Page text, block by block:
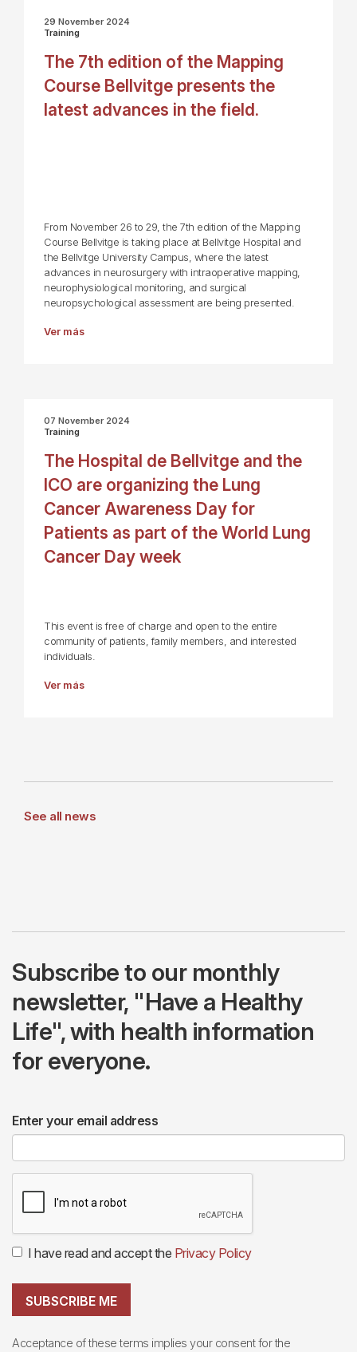
29 November 2024
Training
The 7th edition of the Mapping
Course Bellvitge presents the
latest advances in the field.
From November 26 to 29, the 7th edition of the Mapping
Course Bellvitge is taking place at Bellvitge Hospital and
the Bellvitge University Campus, where the latest
advances in neurosurgery with intraoperative mapping,
neurophysiological monitoring, and surgical
neuropsychological assessment are being presented.
Ver más
07 November 2024
Training
The Hospital de Bellvitge and the
ICO are organizing the Lung
Cancer Awareness Day for
Patients as part of the World Lung
Cancer Day week
This event is free of charge and open to the entire
community of patients, family members, and interested
individuals.
Ver más
See all news
Subscribe to our monthly
newsletter, "Have a Healthy
Life", with health information
for everyone.
Enter your email address
I have read and accept the Privacy Policy
SUBSCRIBE ME
Acceptance of these terms implies your consent for the